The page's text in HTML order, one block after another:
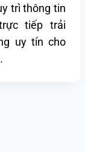
trì thông tin
tiếp trải
uy tín cho